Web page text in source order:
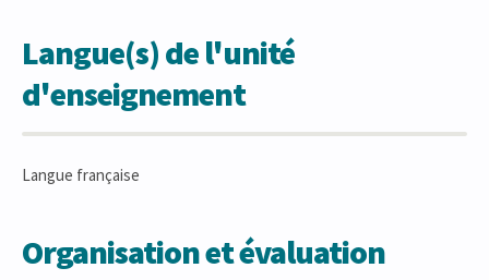
Langue(s) de l'unité
d'enseignement
Langue française
Organisation et évaluation